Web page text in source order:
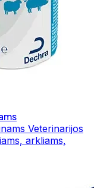
Veterinarijos
arkliams,